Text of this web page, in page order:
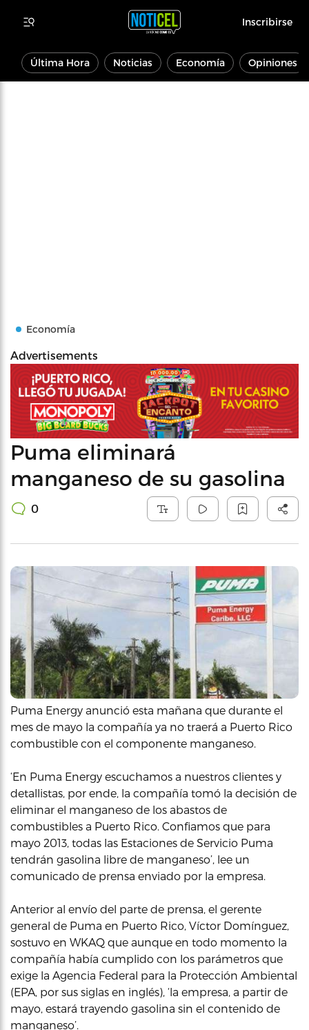
Inscribirse
Última Hora Noticias Economía Opiniones
Economía
Advertisements
Puma eliminará
manganeso de su gasolina
0
Puma Energy anunció esta mañana que durante el
mes de mayo la compañía ya no traerá a Puerto Rico
combustible con el componente manganeso.
‘En Puma Energy escuchamos a nuestros clientes y
detallistas, por ende, la compañía tomó la decisión de
eliminar el manganeso de los abastos de
combustibles a Puerto Rico. Confiamos que para
mayo 2013, todas las Estaciones de Servicio Puma
tendrán gasolina libre de manganeso’, lee un
comunicado de prensa enviado por la empresa.
Anterior al envío del parte de prensa, el gerente
general de Puma en Puerto Rico, Víctor Domínguez,
sostuvo en WKAQ que aunque en todo momento la
compañía había cumplido con los parámetros que
exige la Agencia Federal para la Protección Ambiental
(EPA, por sus siglas en inglés), ‘la empresa, a partir de
mayo, estará trayendo gasolina sin el contenido de
manganeso’.